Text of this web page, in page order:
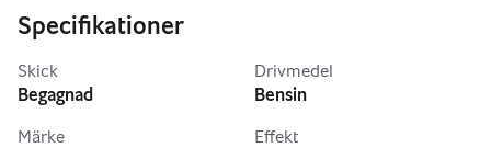
Matta: Lång matta (154 tum) med 2, 25-tums kammar
(Camso) för bra grepp och drivning i djup snö.
Komfort: Mountain-dyna (ibland med förvaring), och värme
i handtagen (på vissa utrustade modeller).
Specifikationer
Skick
Begagnad
Märke
Drivmedel
Bensin
Effekt